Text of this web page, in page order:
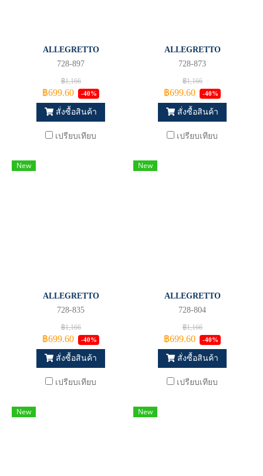
ALLEGRETTO
728-897
฿1,166
฿699.60 -40%
สั่งซื้อสินค้า
เปรียบเทียบ
ALLEGRETTO
728-873
฿1,166
฿699.60 -40%
สั่งซื้อสินค้า
เปรียบเทียบ
New
ALLEGRETTO
728-835
฿1,166
฿699.60 -40%
สั่งซื้อสินค้า
เปรียบเทียบ
New
ALLEGRETTO
728-804
฿1,166
฿699.60 -40%
สั่งซื้อสินค้า
เปรียบเทียบ
New New